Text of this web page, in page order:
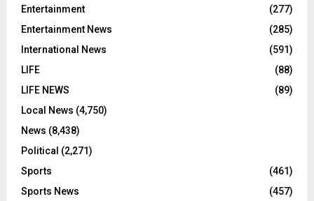
Entertainment
(277)
Entertainment News
(285)
International News
(591)
LIFE
(88)
LIFE NEWS
(89)
Local News (4,750)
News (8,438)
Political (2,271)
Sports
(461)
Sports News
(457)